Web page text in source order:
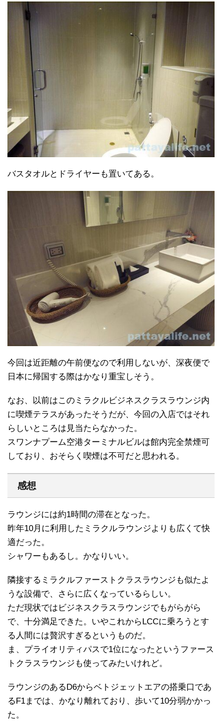
バスタオルとドライヤーも置いてある。
今回は近距離の午前便なので利用しないが、深夜便で
日本に帰国する際はかなり重宝しそう。
なお、以前はこのミラクルビジネスクラスラウンジ内
に喫煙テラスがあったそうだが、今回の入店ではそれ
らしいところは見当たらなかった。
スワンナプーム空港ターミナルビルは館内完全禁煙可
しており、おそらく喫煙は不可だと思われる。
感想
ラウンジには約1時間の滞在となった。
昨年10月に利用したミラクルラウンジよりも広くて快
適だった。
シャワーもあるし。かなりいい。
隣接するミラクルファーストクラスラウンジも似たよ
うな設備で、さらに広くなっているらしい。
ただ現状ではビジネスクラスラウンジでもがらがら
で、十分満足できた。いやこれからLCCに乗ろうとす
る人間には贅沢すぎるというものだ。
ま、プライオリティパスで1位になったというファース
トクラスラウンジも使ってみたいけれど。
ラウンジのあるD6からベトジェットエアの搭乗口であ
るF1までは、かなり離れており、歩いて10分弱かかっ
た。